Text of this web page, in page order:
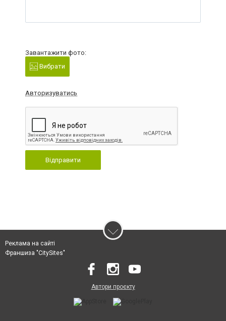
Завантажити фото:
Вибрати
Авторизуватись
Відправити
Реклама на сайті
Франшиза "CitySites"
Автори проєкту